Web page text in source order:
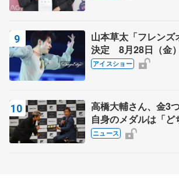
山本草太「フレン
決定 8月28日（金
静香さんプロデュー
アイスショー
高橋大輔さん、金3
自身のメダルは「
ス兄弟〟オリンピッ
ニュース